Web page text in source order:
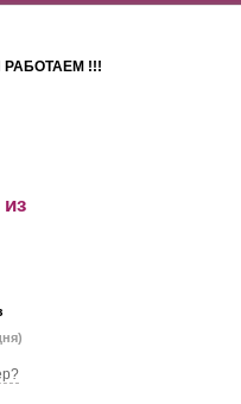
!!!